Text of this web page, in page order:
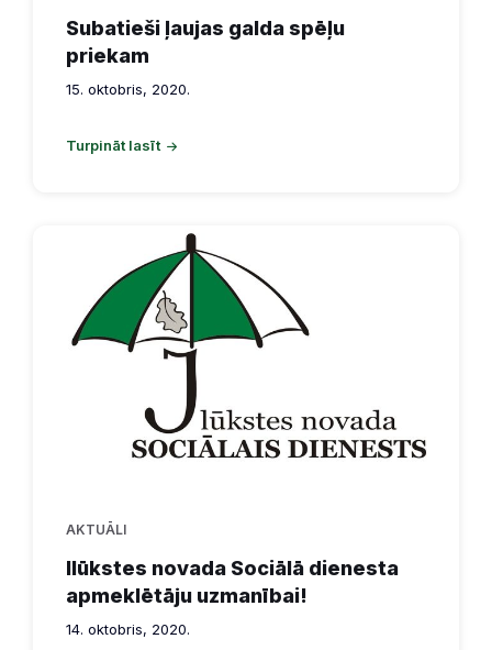
Subatieši ļaujas galda spēļu
priekam
15. oktobris, 2020.
Turpināt lasīt
AKTUĀLI
Ilūkstes novada Sociālā dienesta
apmeklētāju uzmanībai!
14. oktobris, 2020.